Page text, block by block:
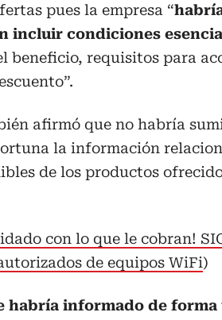
pues la empresa “
incluir condiciones
beneficio, requisitos para
afirmó que no habría
la información
de los productos
con lo que le cobran!
de equipos WiFi)
habría informado de